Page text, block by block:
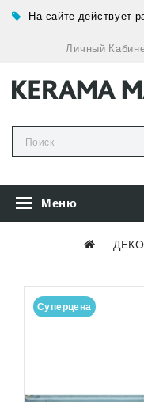
На сайте действует
Личный
Меню
Суперцена